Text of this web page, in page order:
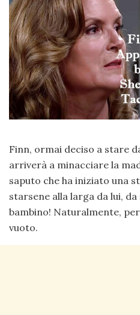
Finn, ormai deciso a stare
arriverà a minacciare la
saputo che ha iniziato una
starsene alla larga da lui,
bambino! Naturalmente,
vuoto.